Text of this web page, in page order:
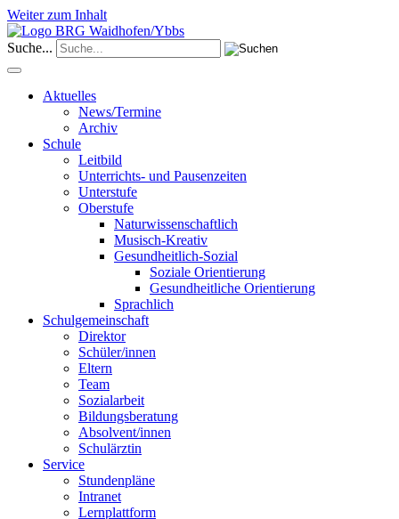
Weiter zum Inhalt
Suche...
Aktuelles
News/Termine
Archiv
Schule
Leitbild
Unterrichts- und Pausenzeiten
Unterstufe
Oberstufe
Naturwissenschaftlich
Musisch-Kreativ
Gesundheitlich-Sozial
Soziale Orientierung
Gesundheitliche Orientierung
Sprachlich
Schulgemeinschaft
Direktor
Schüler/innen
Eltern
Team
Sozialarbeit
Bildungsberatung
Absolvent/innen
Schulärztin
Service
Stundenpläne
Intranet
Lernplattform